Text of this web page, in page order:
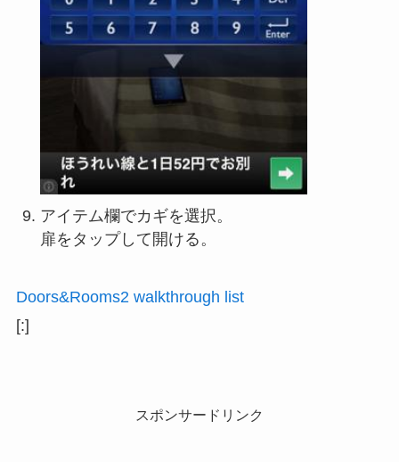
アイテム欄でカギを選択。
扉をタップして開ける。
Doors&Rooms2 walkthrough list
[:]
スポンサードリンク